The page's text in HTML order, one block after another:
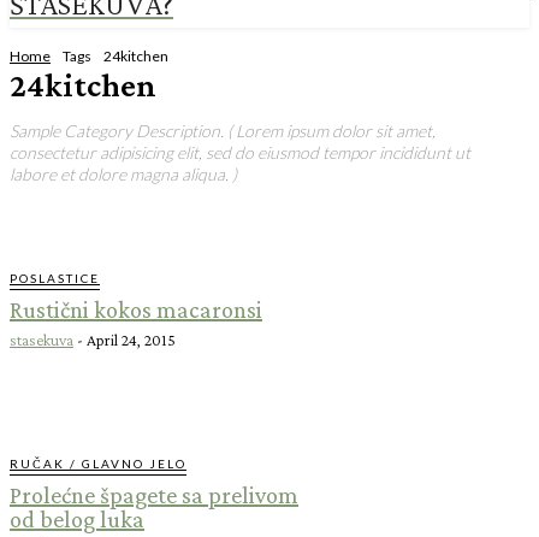
Home Tags 24kitchen
24kitchen
Sample Category Description. ( Lorem ipsum dolor sit amet,
consectetur adipisicing elit, sed do eiusmod tempor incididunt ut
labore et dolore magna aliqua. )
POSLASTICE
Rustični kokos macaronsi
stasekuva - April 24, 2015
RUČAK / GLAVNO JELO
Prolećne špagete sa prelivom
od belog luka